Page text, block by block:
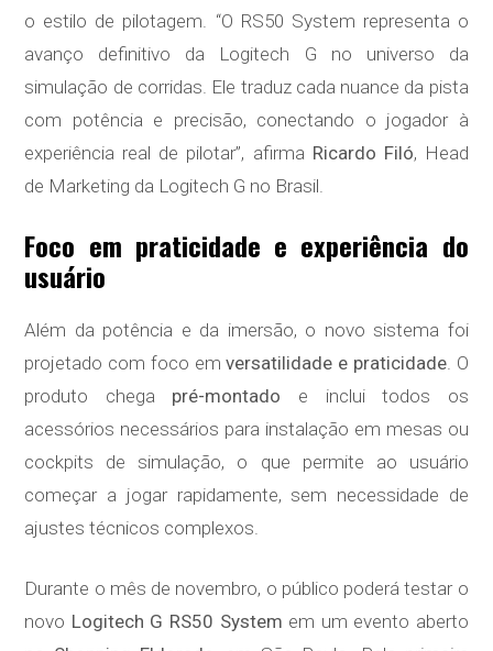
o estilo de pilotagem. “O RS50 System representa o
avanço definitivo da Logitech G no universo da
simulação de corridas. Ele traduz cada nuance da pista
com potência e precisão, conectando o jogador à
experiência real de pilotar”, afirma Ricardo Filó, Head
de Marketing da Logitech G no Brasil.
Foco em praticidade e experiência do
usuário
Além da potência e da imersão, o novo sistema foi
projetado com foco emversatilidade e praticidade. O
produto chega pré-montado e inclui todos os
acessórios necessários para instalação em mesas ou
cockpits de simulação, o que permite ao usuário
começar a jogar rapidamente, sem necessidade de
ajustes técnicos complexos.
Durante o mês de novembro, o público poderá testar o
novo Logitech G RS50 System em um evento aberto